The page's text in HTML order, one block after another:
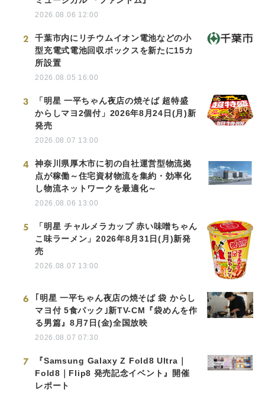
2026.08.06 12:00
2
千葉市内にリチウムイオン電池などの小
型充電式電池回収ボックスを新たに15カ
所設置
2026.08.05 16:00
3
「明星 一平ちゃん夜店の焼そば 超特盛
からしマヨ2個付」2026年8月24日(月)新
発売
2026.08.07 13:00
4
神奈川県厚木市に初の自社運営型物流拠
点が稼働～住宅資材物流を集約・効率化
し物流ネットワークを最適化～
2026.08.06 13:00
5
「明星 チャルメラカップ 赤い味噌ちゃん
こ味ラーメン」2026年8月31日(月)新発
売
2026.08.07 13:00
6
｢明星 一平ちゃん夜店の焼そば 袋 からし
マヨ付 5食パック｣新TV-CM『袋めんを作
る男篇』8月7日(金)全国放映
2026.08.07 07:30
7
『Samsung Galaxy Z Fold8 Ultra｜
Fold8｜Flip8 発売記念イベント』開催
レポート